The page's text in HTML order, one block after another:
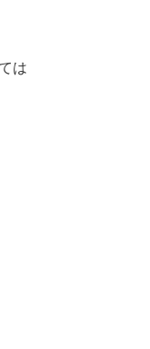
は